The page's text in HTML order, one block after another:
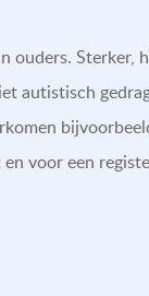
ouders.
autistisch
voor een